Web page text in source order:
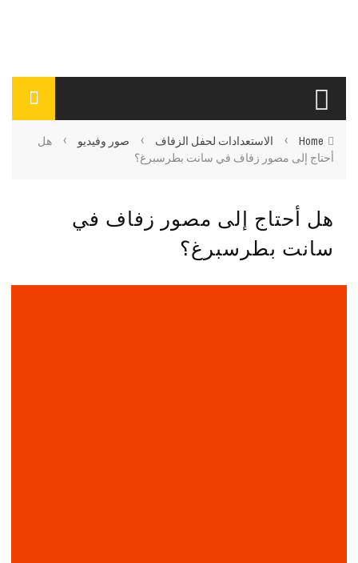
Home
› الاستعدادات لحفل الزفاف › صور وفيديو ›
هل
أحتاج إلى مصور زفاف في سانت بطرسبرغ؟
هل أحتاج إلى مصور زفاف في
سانت بطرسبرغ؟